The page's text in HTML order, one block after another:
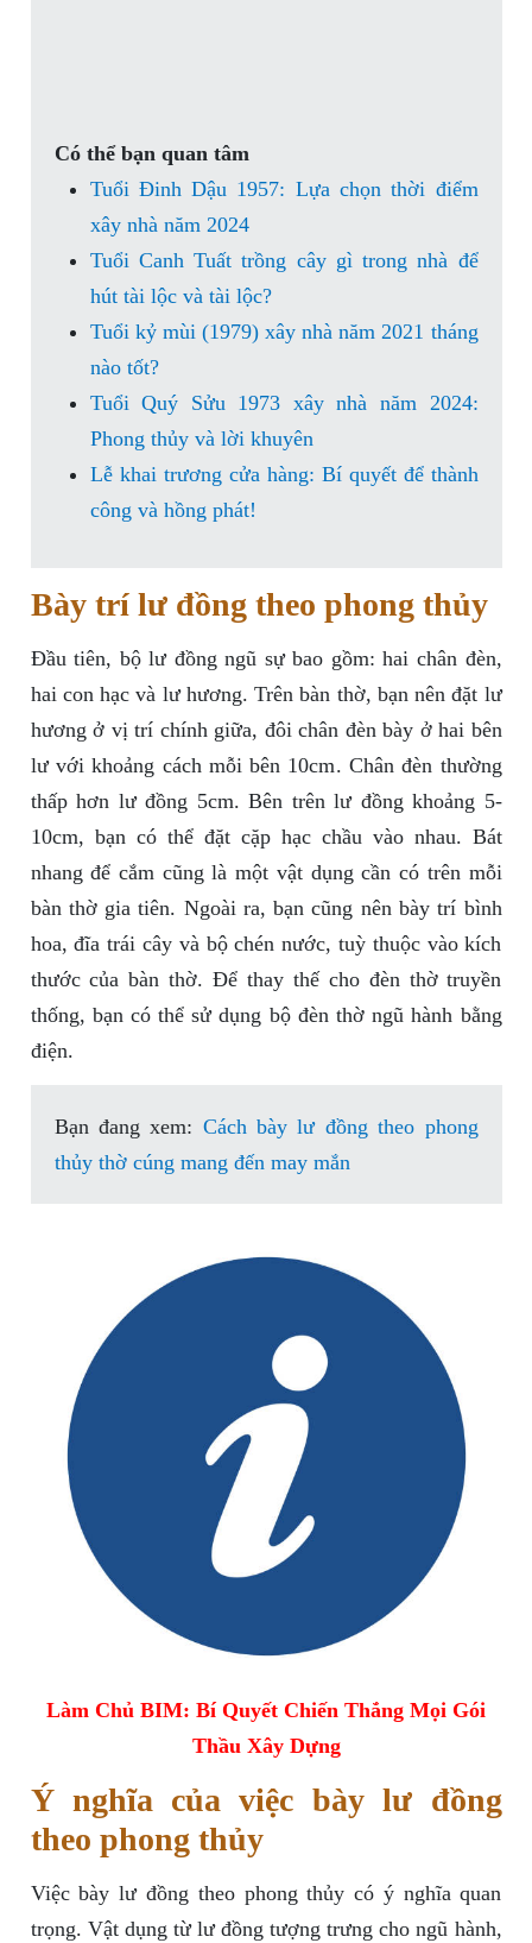
Có thể bạn quan tâm
Tuổi Đinh Dậu 1957: Lựa chọn thời điểm
xây nhà năm 2024
Tuổi Canh Tuất trồng cây gì trong nhà để
hút tài lộc và tài lộc?
Tuổi kỷ mùi (1979) xây nhà năm 2021 tháng
nào tốt?
Tuổi Quý Sửu 1973 xây nhà năm 2024:
Phong thủy và lời khuyên
Lễ khai trương cửa hàng: Bí quyết để thành
công và hồng phát!
Bày trí lư đồng theo phong thủy
Đầu tiên, bộ lư đồng ngũ sự bao gồm: hai chân đèn,
hai con hạc và lư hương. Trên bàn thờ, bạn nên đặt lư
hương ở vị trí chính giữa, đôi chân đèn bày ở hai bên
lư với khoảng cách mỗi bên 10cm. Chân đèn thường
thấp hơn lư đồng 5cm. Bên trên lư đồng khoảng 5-
10cm, bạn có thể đặt cặp hạc chầu vào nhau. Bát
nhang để cắm cũng là một vật dụng cần có trên mỗi
bàn thờ gia tiên. Ngoài ra, bạn cũng nên bày trí bình
hoa, đĩa trái cây và bộ chén nước, tuỳ thuộc vào kích
thước của bàn thờ. Để thay thế cho đèn thờ truyền
thống, bạn có thể sử dụng bộ đèn thờ ngũ hành bằng
điện.
Bạn đang xem: Cách bày lư đồng theo phong
thủy thờ cúng mang đến may mắn
Làm Chủ BIM: Bí Quyết Chiến Thắng Mọi Gói
Thầu Xây Dựng
Ý nghĩa của việc bày lư đồng
theo phong thủy
Việc bày lư đồng theo phong thủy có ý nghĩa quan
trọng. Vật dụng từ lư đồng tượng trưng cho ngũ hành,